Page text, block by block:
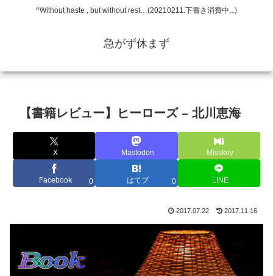
^Without haste , but without rest…(20210211.下書き消費中...)
急がず休まず
【書籍レビュー】ヒーローズ – 北川恵海
X Mastodon Misskey
Facebook 0 はてブ 0 LINE
2017.07.22 2017.11.16